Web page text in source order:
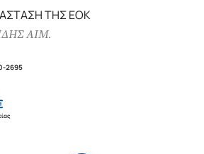
ΤΗΣ ΕΟΚ
ΑΙΜ.
2695